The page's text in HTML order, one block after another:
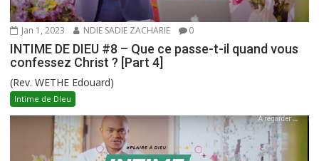
Jan 1, 2023 NDIE SADIE ZACHARIE 0
INTIME DE DIEU #8 – Que ce passe-t-il quand vous
confessez Christ ? [Part 4]
(Rev. WETHE Edouard)
Intime de DIeu